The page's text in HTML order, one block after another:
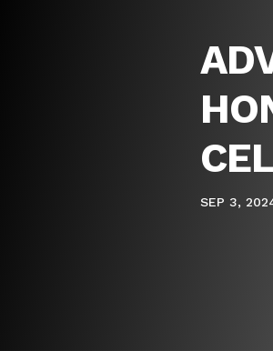
SEP 3,